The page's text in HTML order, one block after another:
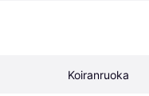
Koiranruoka